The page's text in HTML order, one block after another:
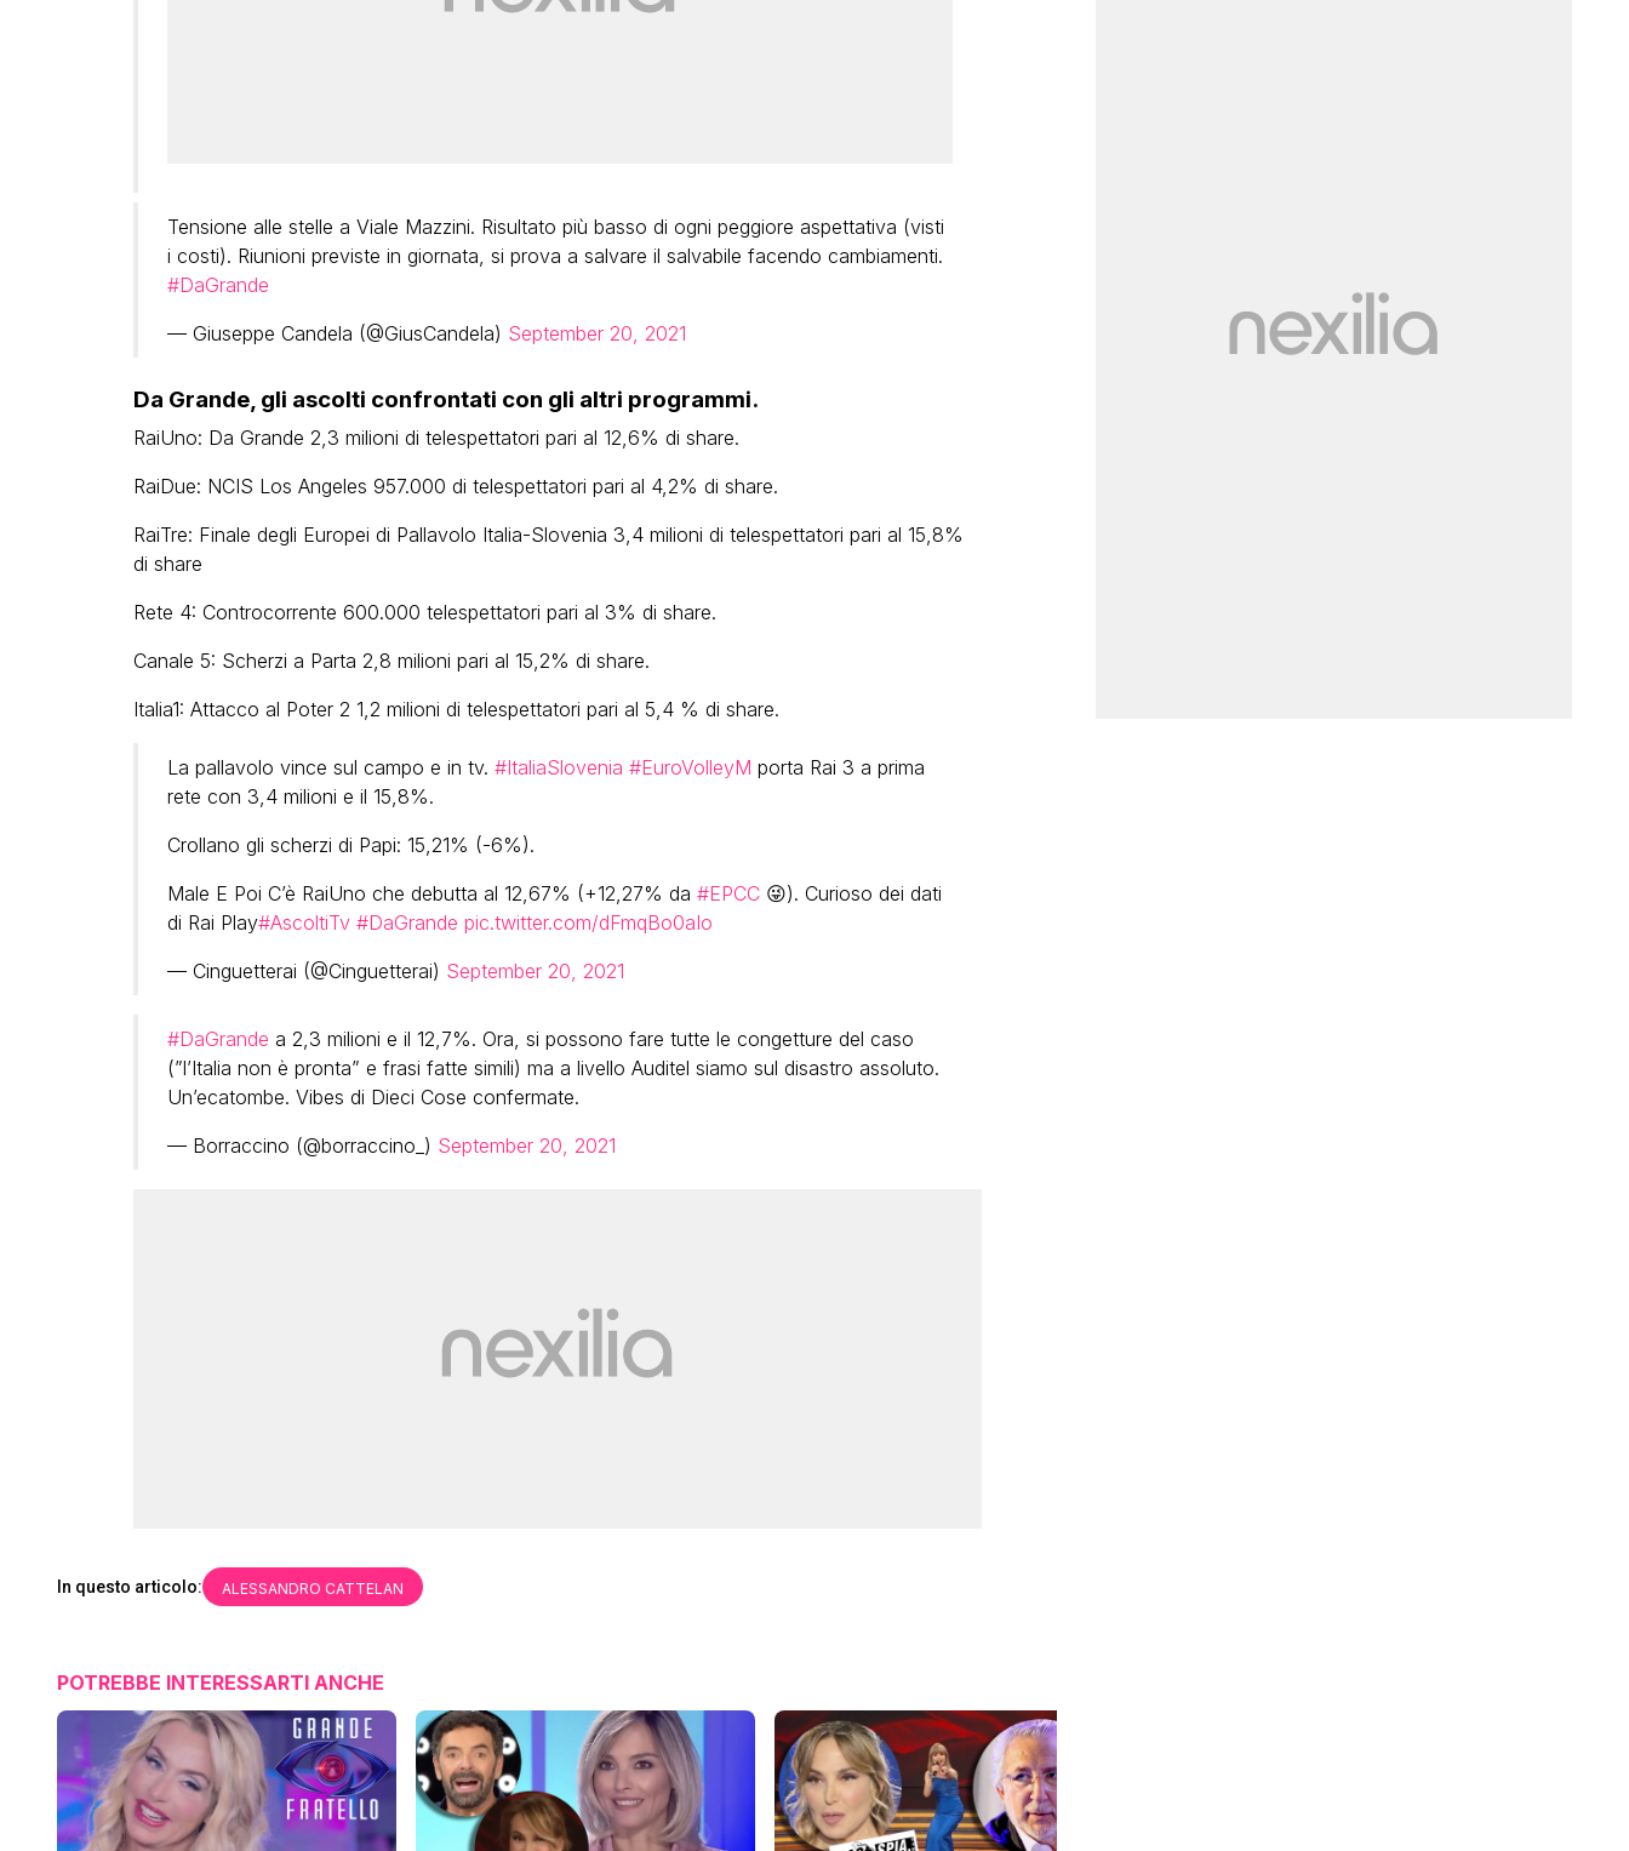
Tensione alle stelle a Viale Mazzini. Risultato più basso di ogni peggiore aspettativa (visti
i costi). Riunioni previste in giornata, si prova a salvare il salvabile facendo cambiamenti.
#DaGrande
— Giuseppe Candela (@GiusCandela) September 20, 2021
Da Grande, gli ascolti confrontati con gli altri programmi.
RaiUno: Da Grande 2,3 milioni di telespettatori pari al 12,6% di share.
RaiDue: NCIS Los Angeles 957.000 di telespettatori pari al 4,2% di share.
RaiTre: Finale degli Europei di Pallavolo Italia-Slovenia 3,4 milioni di telespettatori pari al 15,8%
di share
Rete 4: Controcorrente 600.000 telespettatori pari al 3% di share.
Canale 5: Scherzi a Parta 2,8 milioni pari al 15,2% di share.
Italia1: Attacco al Poter 2 1,2 milioni di telespettatori pari al 5,4 % di share.
La pallavolo vince sul campo e in tv. #ItaliaSlovenia #EuroVolleyM porta Rai 3 a prima
rete con 3,4 milioni e il 15,8%.
Crollano gli scherzi di Papi: 15,21% (-6%).
Male E Poi C’è RaiUno che debutta al 12,67% (+12,27% da #EPCC😜). Curioso dei dati
di Rai Play#AscoltiTv #DaGrande pic.twitter.com/dFmqBo0aIo
— Cinguetterai (@Cinguetterai) September 20, 2021
#DaGrande a 2,3 milioni e il 12,7%. Ora, si possono fare tutte le congetture del caso
(”l’Italia non è pronta” e frasi fatte simili) ma a livello Auditel siamo sul disastro assoluto.
Un’ecatombe. Vibes di Dieci Cose confermate.
— Borraccino (@borraccino_) September 20, 2021
In questo articolo: ALESSANDRO CATTELAN
POTREBBE INTERESSARTI ANCHE